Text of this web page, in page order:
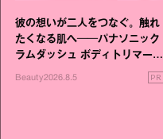
彼の想いが二人をつなぐ。触れ
たくなる肌へ──パナソニック
ラムダッシュ ボディトリマーが
Beauty2026.8.5 PR